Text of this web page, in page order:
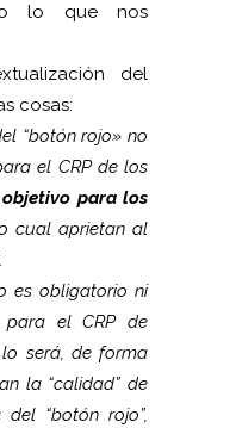
lo que nos
del
cosas:
“botón rojo» no
el CRP de los
para los
cual aprietan al
es obligatorio ni
para el CRP de
será, de forma
la “calidad” de
“botón rojo”,